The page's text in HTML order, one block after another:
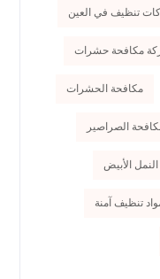
تنظيف في العين
مكافحة حشرات
مكافحة الحشرات
الصراصير
الأبيض
تنظيف آمنة